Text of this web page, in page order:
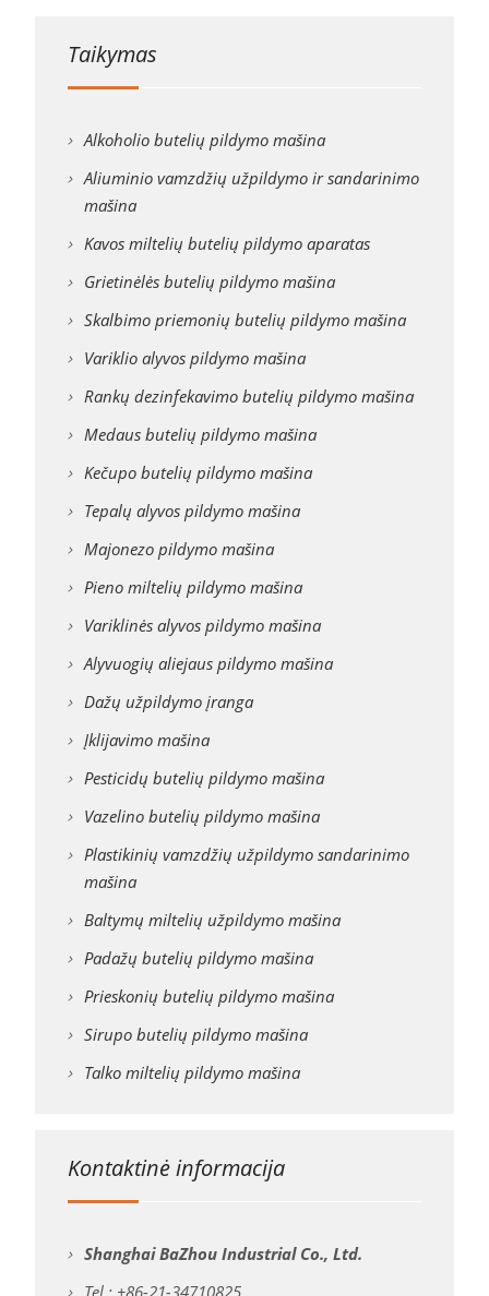
Taikymas
Alkoholio butelių pildymo mašina
Aliuminio vamzdžių užpildymo ir sandarinimo
mašina
Kavos miltelių butelių pildymo aparatas
Grietinėlės butelių pildymo mašina
Skalbimo priemonių butelių pildymo mašina
Variklio alyvos pildymo mašina
Rankų dezinfekavimo butelių pildymo mašina
Medaus butelių pildymo mašina
Kečupo butelių pildymo mašina
Tepalų alyvos pildymo mašina
Majonezo pildymo mašina
Pieno miltelių pildymo mašina
Variklinės alyvos pildymo mašina
Alyvuogių aliejaus pildymo mašina
Dažų užpildymo įranga
Įklijavimo mašina
Pesticidų butelių pildymo mašina
Vazelino butelių pildymo mašina
Plastikinių vamzdžių užpildymo sandarinimo
mašina
Baltymų miltelių užpildymo mašina
Padažų butelių pildymo mašina
Prieskonių butelių pildymo mašina
Sirupo butelių pildymo mašina
Talko miltelių pildymo mašina
Kontaktinė informacija
Shanghai BaZhou Industrial Co., Ltd.
Tel.: +86-21-34710825